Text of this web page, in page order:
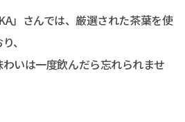
」さんでは、厳選された茶葉を使
、
いは一度飲んだら忘れられませ